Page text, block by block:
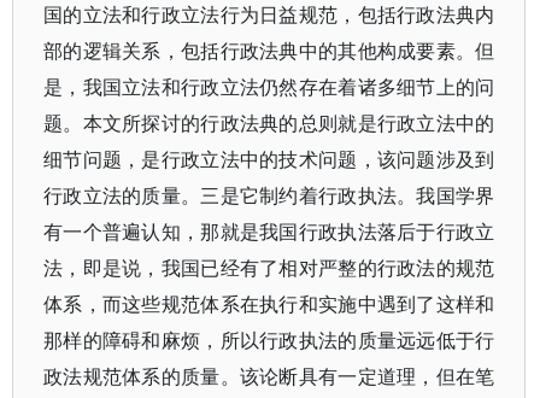
国的立法和行政立法行为日益规范，包括行政法典内
部的逻辑关系，包括行政法典中的其他构成要素。但
是，我国立法和行政立法仍然存在着诸多细节上的问
题。本文所探讨的行政法典的总则就是行政立法中的
细节问题，是行政立法中的技术问题，该问题涉及到
行政立法的质量。三是它制约着行政执法。我国学界
有一个普遍认知，那就是我国行政执法落后于行政立
法，即是说，我国已经有了相对严整的行政法的规范
体系，而这些规范体系在执行和实施中遇到了这样和
那样的障碍和麻烦，所以行政执法的质量远远低于行
政法规范体系的质量。该论断具有一定道理，但在笔